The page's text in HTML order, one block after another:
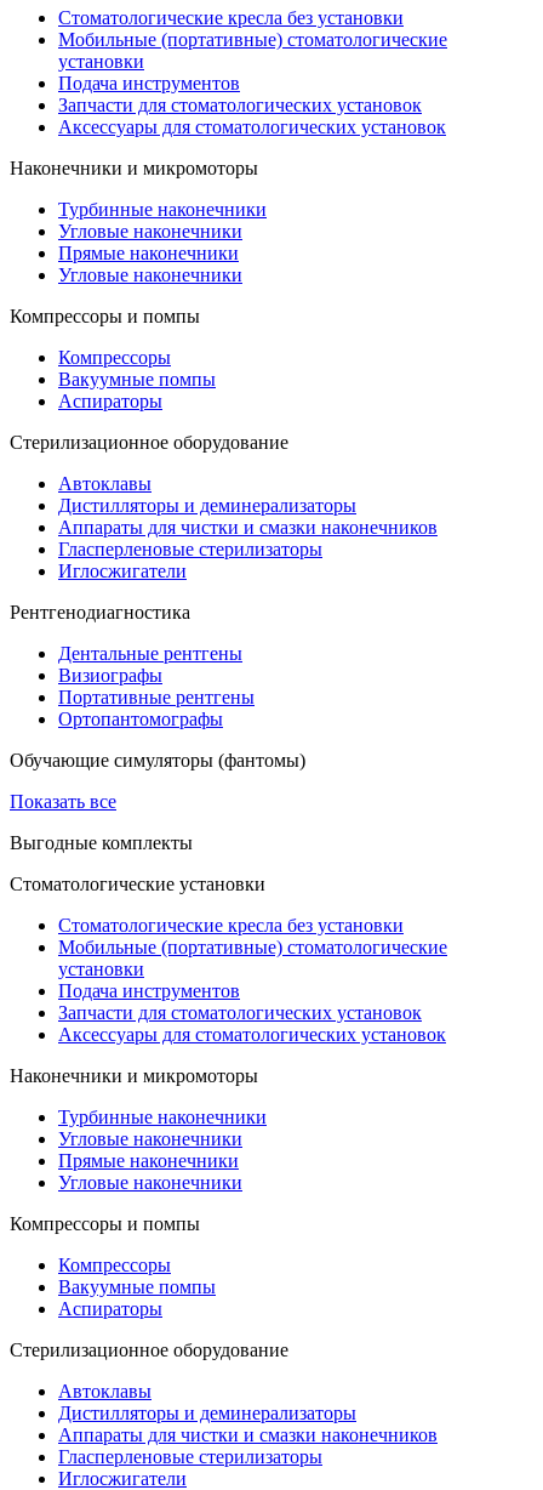
Стоматологические кресла без установки
Мобильные (портативные) стоматологические
установки
Подача инструментов
Запчасти для стоматологических установок
Аксессуары для стоматологических установок
Наконечники и микромоторы
Турбинные наконечники
Угловые наконечники
Прямые наконечники
Угловые наконечники
Компрессоры и помпы
Компрессоры
Вакуумные помпы
Аспираторы
Стерилизационное оборудование
Автоклавы
Дистилляторы и деминерализаторы
Аппараты для чистки и смазки наконечников
Гласперленовые стерилизаторы
Иглосжигатели
Рентгенодиагностика
Дентальные рентгены
Визиографы
Портативные рентгены
Ортопантомографы
Обучающие симуляторы (фантомы)
Показать все
Выгодные комплекты
Стоматологические установки
Стоматологические кресла без установки
Мобильные (портативные) стоматологические
установки
Подача инструментов
Запчасти для стоматологических установок
Аксессуары для стоматологических установок
Наконечники и микромоторы
Турбинные наконечники
Угловые наконечники
Прямые наконечники
Угловые наконечники
Компрессоры и помпы
Компрессоры
Вакуумные помпы
Аспираторы
Стерилизационное оборудование
Автоклавы
Дистилляторы и деминерализаторы
Аппараты для чистки и смазки наконечников
Гласперленовые стерилизаторы
Иглосжигатели